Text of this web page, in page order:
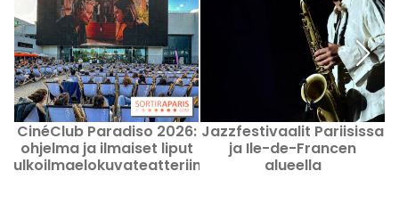
CinéClub Paradiso 2026:
ohjelma ja ilmaiset liput
ulkoilmaelokuvateatteriin
Jazzfestivaalit Pariisissa
ja Ile-de-Francen
alueella